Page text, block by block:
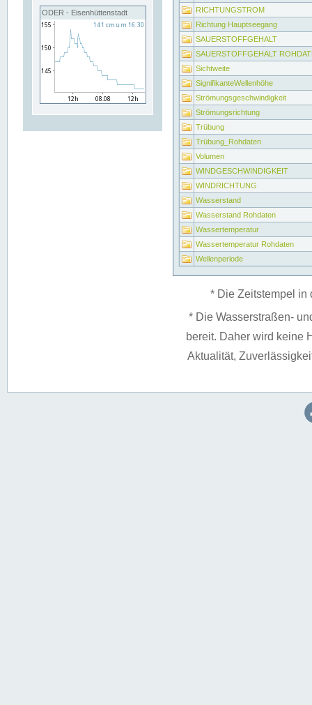
ODER - Eisenhüttenstadt
RICHTUNGSTROM
Richtung Hauptseegang
SAUERSTOFFGEHALT
SAUERSTOFFGEHALT
Sichtweite
SignifikanteWellenhöhe
Strömungsgeschwindigkeit
Strömungsrichtung
Trübung
Trübung_Rohdaten
Volumen
WINDGESCHWINDIGKEIT
WINDRICHTUNG
Wasserstand
Wasserstand Rohdaten
Wassertemperatur
Wassertemperatur Rohdaten
Wellenperiode
* Die Zeitstempel in
* Die Wasserstraßen-
bereit. Daher wird keine
Aktualität,